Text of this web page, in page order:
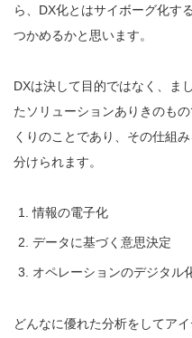
ら、DX化とはサイボーグ化す
つかめるかと思います。
DXは決して目的ではなく、ま
たソリューションありきのも
くりのことであり、その仕組
分けられます。
情報の電子化
データに基づく意思決定
オペレーションのデジタル
どんなに優れた分析をしてア